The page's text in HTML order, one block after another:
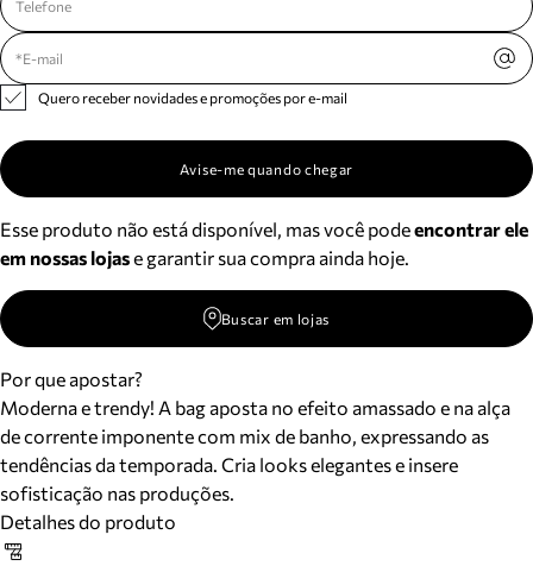
Quero receber novidades e promoções por e-mail
Avise-me quando chegar
Esse produto não está disponível, mas você podeencontrar ele
em nossas lojase garantir sua compra ainda hoje.
Buscar em lojas
Por que apostar?
Moderna e trendy! A bag aposta no efeito amassado e na alça
de corrente imponente com mix de banho, expressando as
tendências da temporada. Cria looks elegantes e insere
sofisticação nas produções.
Detalhes do produto